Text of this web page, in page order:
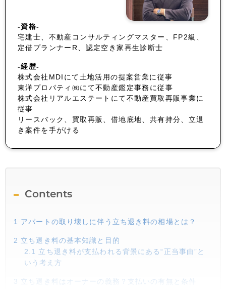
-資格-
宅建士、不動産コンサルティングマスター、FP2級、
定借プランナーR、認定空き家再生診断士
-経歴-
株式会社MDIにて土地活用の提案営業に従事
東洋プロパティ㈱にて不動産鑑定事務に従事
株式会社リアルエステートにて不動産買取再販事業に
従事
リースバック、買取再販、借地底地、共有持分、立退
き案件を手がける
Contents
1 アパートの取り壊しに伴う立ち退き料の相場とは？
2 立ち退き料の基本知識と目的
2.1
立ち退き料が支払われる背景にある“正当事由”と
いう考え方
3 立ち退き料はオーナーの義務？支払いの有無と条件